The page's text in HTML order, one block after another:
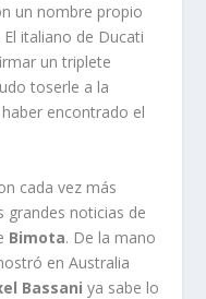
un nombre propio
El italiano de Ducati
un triplete
toserle a la
encontrado el
cada vez más
grandes noticias de
Bimota. De la mano
en Australia
Bassani ya sabe lo